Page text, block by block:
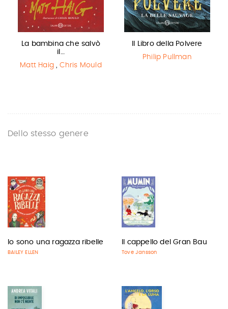
La bambina che salvò
il…
Matt Haig , Chris Mould
Il Libro della Polvere
Philip Pullman
Dello stesso genere
Io sono una ragazza ribelle
BAILEY ELLEN
Il cappello del Gran Bau
Tove Jansson